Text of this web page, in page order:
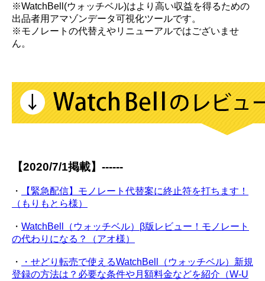
※WatchBell(ウォッチベル)はより高い収益を得るための
出品者用アマゾンデータ可視化ツールです。
※モノレートの代替えやリニューアルではございませ
ん。
【2020/7/1掲載】------
・
【緊急配信】モノレート代替案に終止符を打ちます！
（もりもとら様）
・ WatchBell（ウォッチベル）β版レビュー！モノレート
の代わりになる？（アオ様）
・
・せどり転売で使えるWatchBell（ウォッチベル）新規
登録の方法は？必要な条件や月額料金などを紹介（W-U